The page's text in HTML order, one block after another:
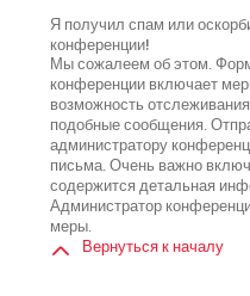
Я получил спам или
конференции!
Мы сожалеем об этом.
конференции включает
возможность
подобные сообщения.
администратору
письма. Очень важно
содержится детальная
Администратор
меры.
Вернуться к началу